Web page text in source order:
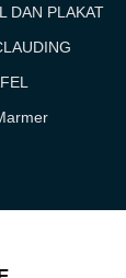
DAN PLAKAT